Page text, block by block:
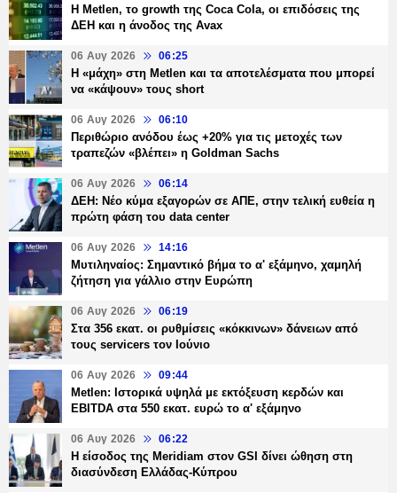
H Metlen, το growth της Coca Cola, οι επιδόσεις της
ΔΕΗ και η άνοδος της Avax
06 Αυγ 2026 06:25
H «μάχη» στη Metlen και τα αποτελέσματα που μπορεί
να «κάψουν» τους short
06 Αυγ 2026 06:10
Περιθώριο ανόδου έως +20% για τις μετοχές των
τραπεζών «βλέπει» η Goldman Sachs
06 Αυγ 2026 06:14
ΔΕΗ: Νέο κύμα εξαγορών σε ΑΠΕ, στην τελική ευθεία η
πρώτη φάση του data center
06 Αυγ 2026 14:16
Μυτιληναίος: Σημαντικό βήμα το α' εξάμηνο, χαμηλή
ζήτηση για γάλλιο στην Ευρώπη
06 Αυγ 2026 06:19
Στα 356 εκατ. οι ρυθμίσεις «κόκκινων» δάνειων από
τους servicers τον Ιούνιο
06 Αυγ 2026 09:44
Metlen: Ιστορικά υψηλά με εκτόξευση κερδών και
EBITDA στα 550 εκατ. ευρώ το α' εξάμηνο
06 Αυγ 2026 06:22
Η είσοδος της Meridiam στον GSI δίνει ώθηση στη
διασύνδεση Ελλάδας-Κύπρου